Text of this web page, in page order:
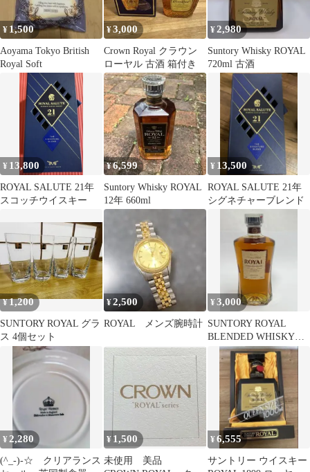
¥ 1,500
Aoyama Tokyo British
Royal Soft
¥3,000
Crown Royal クラウン
ローヤル 古酒 箱付き
¥2,980
Suntory Whisky ROYAL
720ml 古酒
¥ 13,800
ROYAL SALUTE 21年
スコッチウイスキー
¥6,599
Suntory Whisky ROYAL
12年 660ml
¥ 13,500
ROYAL SALUTE 21年
シグネチャーブレンド
¥1,200
SUNTORY ROYAL グラ
ス 4個セット
¥2,500
ROYAL メンズ腕時計
¥3,000
SUNTORY ROYAL
BLENDED WHISKY
660ml
¥ 2,280
(^_-)-☆ クリアランス
¥ 1,500
未使用 美品
¥6,555
サントリー ウイスキー